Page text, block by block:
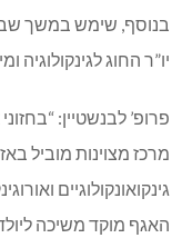
בנוסף, שימש במשך שבע
יו”ר החוג לגינקולוגיה
פרופ’ לבנשטיין:
מרכז מצוינות מוביל
גינקואונקולוגיים
האגף מוקד משיכה